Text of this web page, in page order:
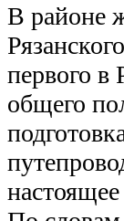
В районе
первого в
общего